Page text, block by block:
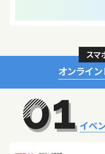
スマ
オンライ
イベ